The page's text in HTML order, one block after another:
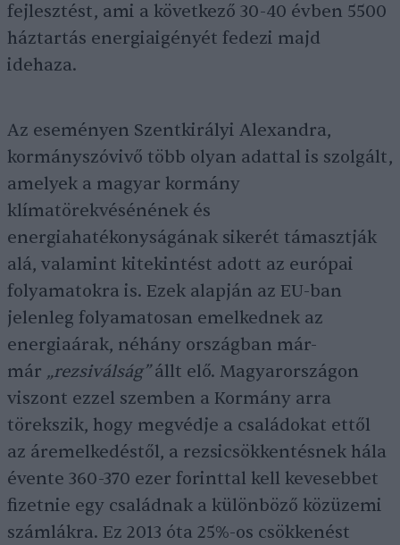
fejlesztést, ami a következő 30-40 évben 5500
háztartás energiaigényét fedezi majd
idehaza.
Az eseményen Szentkirályi Alexandra,
kormányszóvivő több olyan adattal is szolgált,
amelyek a magyar kormány
klímatörekvésénének és
energiahatékonyságának sikerét támasztják
alá, valamint kitekintést adott az európai
folyamatokra is. Ezek alapján az EU-ban
jelenleg folyamatosan emelkednek az
energiaárak, néhány országban már-
már „rezsiválság”állt elő. Magyarországon
viszont ezzel szemben a Kormány arra
törekszik, hogy megvédje a családokat ettől
az áremelkedéstől, a rezsicsökkentésnek hála
évente 360-370 ezer forinttal kell kevesebbet
fizetnie egy családnak a különböző közüzemi
számlákra. Ez 2013 óta 25%-os csökkenést